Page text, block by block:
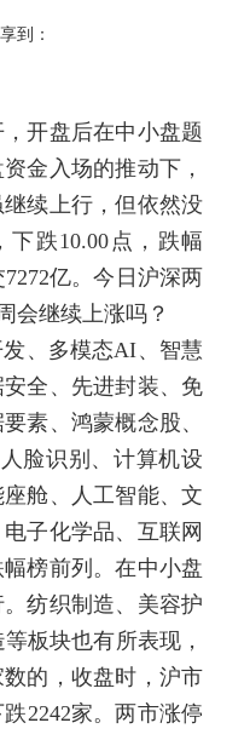
到：
开盘后在中小盘题
金入场的推动下，
续上行，但依然没
跌10.00点，跌幅
亿。今日沪深两
会继续上涨吗？
、多模态AI、智慧
全、先进封装、免
素、鸿蒙概念股、
脸识别、计算机设
舱、人工智能、文
子化学品、互联网
榜前列。在中小盘
纺织制造、美容护
板块也有所表现，
的，收盘时，沪市
2242家。两市涨停